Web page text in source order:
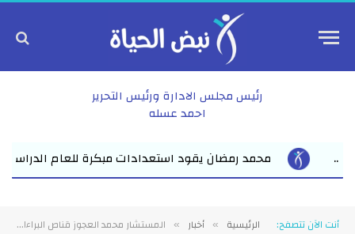
رئيس مجلس الادارة ورئيس التحرير
احمد عسله
للعام الدراسي الجديد بفاقوس لقاء موسع يجمع نواب البرلمان
أنت الآن تتصفح: الرئيسية » أخبار » المستشار محمد العجوز قناص البراءات يُؤدي واجب العزاء في وفاة نائب رئيس هيئة النيابة الإدارية لمسقط رأسه بالزقازيق